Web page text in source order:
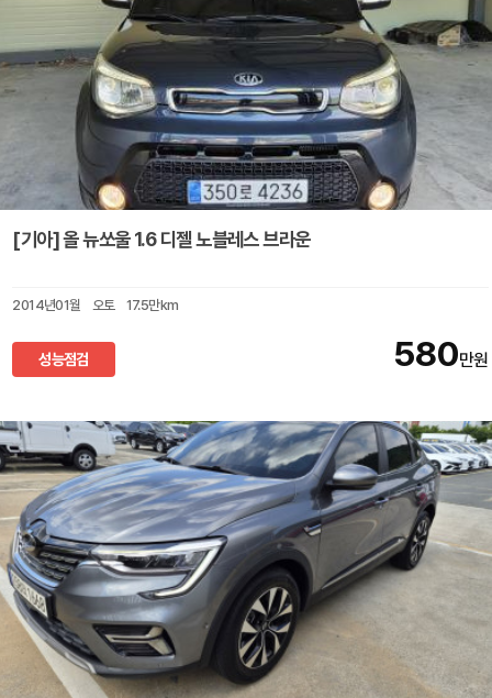
[기아] 올 뉴쏘울 1.6 디젤 노블레스 브라운
2014년01월 오토 17.5만km
성능점검 580만원